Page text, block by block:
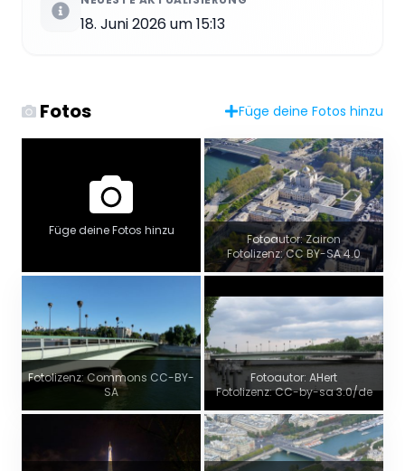
18. Juni 2026 um 15:13
Fotos Füge deine Fotos hinzu
Füge deine Fotos hinzu
Fotoautor: Zairon
Fotolizenz: CC BY-SA 4.0
Fotolizenz: Commons CC-BY-
SA
Fotoautor: AHert
Fotolizenz: CC-by-sa 3.0/de